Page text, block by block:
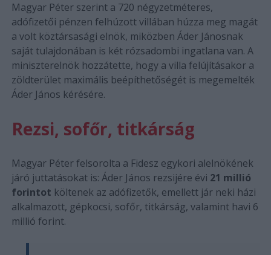
Magyar Péter szerint a 720 négyzetméteres,
adófizetői pénzen felhúzott villában húzza meg magát
a volt köztársasági elnök, miközben Áder Jánosnak
saját tulajdonában is két rózsadombi ingatlana van. A
miniszterelnök hozzátette, hogy a villa felújításakor a
zöldterület maximális beépíthetőségét is megemelték
Áder János kérésére.
Rezsi, sofőr, titkárság
Magyar Péter felsorolta a Fidesz egykori alelnökének
járó juttatásokat is: Áder János rezsijére évi 21 millió
forintot költenek az adófizetők, emellett jár neki házi
alkalmazott, gépkocsi, sofőr, titkárság, valamint havi 6
millió forint.